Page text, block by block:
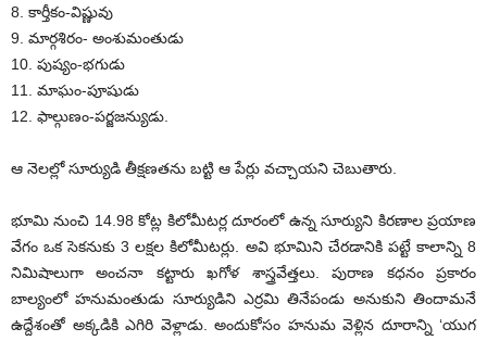
8. కార్తీకం-విష్ణువు
9. మార్గశిరం- అంశుమంతుడు
10. పుష్యం-భగుడు
11. మాఘం-పూషుడు
12. ఫాల్గుణం-పర్జజన్యుడు.
ఆ నెలల్లో సూర్యుడి తీక్షణతను బట్టి ఆ పేర్లు వచ్చాయని చెబుతారు.
భూమి నుంచి 14.98 కోట్ల కిలోమీటర్ల దూరంలో ఉన్న సూర్యుని కిరణాల ప్రయాణ
వేగం ఒక సెకనుకు 3 లక్షల కిలోమీటర్లు. అవి భూమిని చేరడానికి పట్టే కాలాన్ని 8
నిమిషాలుగా అంచనా కట్టారు ఖగోళ శాస్త్రవేత్తలు. పురాణ కధనం ప్రకారం
బాల్యంలో హనుమంతుడు సూర్యుడిని ఎర్రమి తినేపండు అనుకుని తిందామనే
ఉద్దేశంతో అక్కడికి ఎగిరి వెళ్లాడు. అందుకోసం హనుమ వెళ్లిన దూరాన్ని ‘యుగ